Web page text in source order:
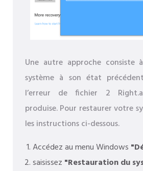
Une autre approche consiste
système à son état
l’erreur de fichier 2
produise. Pour restaurer votre
les instructions ci-dessous.
Accédez au menu Windows
saisissez "Restauration du